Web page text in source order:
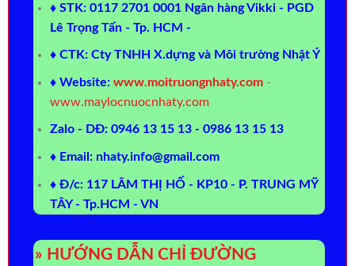
♦ STK: 0117 2701 0001 Ngân hàng Vikki - PGD
Lê Trọng Tấn - Tp. HCM -
♦ CTK: Cty TNHH X.dựng và Môi trường Nhật Ý
♦ Website: www.moitruongnhaty.com -
www.maylocnuocnhaty.com
Zalo - DĐ: 0946 13 15 13 - 0986 13 15 13
♦ Email: nhaty.info@gmail.com
♦ Đ/c: 117 LÂM THỊ HỐ - KP10 - P. TRUNG MỸ
TÂY - Tp.HCM - VN
» HƯỚNG DẪN CHỈ ĐƯỜNG